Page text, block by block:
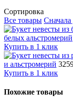
Сортировка
Все товары Сначала
белых альстромерий
Купить в 1 клик
и альстромерий
Купить в 1 клик
Похожие товары